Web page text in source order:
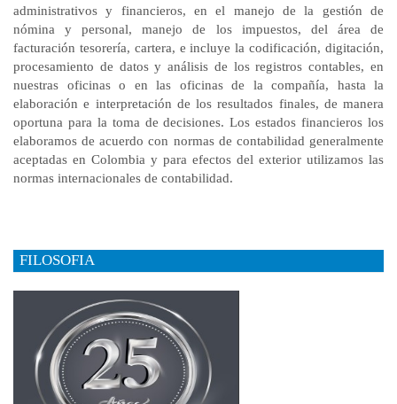
administrativos y financieros, en el manejo de la gestión de
nómina y personal, manejo de los impuestos, del área de
facturación tesorería, cartera, e incluye la codificación, digitación,
procesamiento de datos y análisis de los registros contables, en
nuestras oficinas o en las oficinas de la compañía, hasta la
elaboración e interpretación de los resultados finales, de manera
oportuna para la toma de decisiones. Los estados financieros los
elaboramos de acuerdo con normas de contabilidad generalmente
aceptadas en Colombia y para efectos del exterior utilizamos las
normas internacionales de contabilidad.
FILOSOFIA